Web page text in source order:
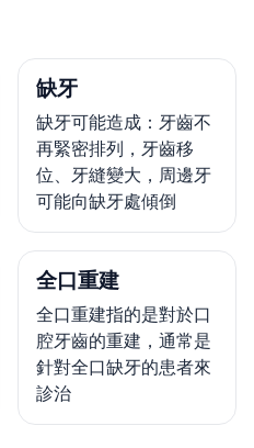
缺牙
缺牙可能造成：牙齒不
再緊密排列，牙齒移
位、牙縫變大，周邊牙
可能向缺牙處傾倒
全口重建
全口重建指的是對於口
腔牙齒的重建，通常是
針對全口缺牙的患者來
診治